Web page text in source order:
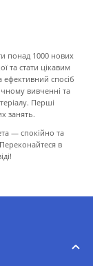
понад 1000 нових
та стати цікавим
спосіб
вивченні та
Перші
занять.
— спокійно та
в